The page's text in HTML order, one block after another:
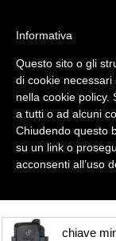
Shell- Keys ( Gusci
chiave
Informativa
Questo sito o gli
di cookie
nella cookie policy.
a tutti o ad alcuni
Chiudendo questo
su un link o
acconsenti all’uso